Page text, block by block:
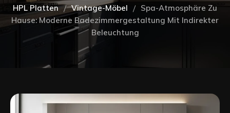
HPL Platten Vintage-Möbel
Spa-Atmosphäre Zu
Hause: Moderne Badezimmergestaltung Mit Indirekter
Beleuchtung